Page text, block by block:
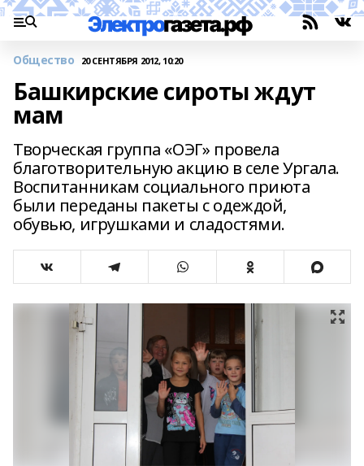
Общество 20 СЕНТЯБРЯ 2012, 10:20
Башкирские сироты ждут
мам
Творческая группа «ОЭГ» провела
благотворительную акцию в селе Ургала.
Воспитанникам социального приюта
были переданы пакеты с одеждой,
обувью, игрушками и сладостями.